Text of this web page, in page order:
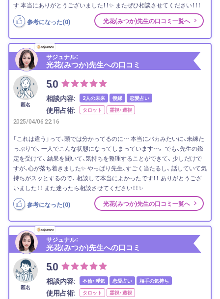
す 本当にありがとうございました！！✨ またぜひ相談させてください！！！
参考になった(0) 光花(みつか)先生の口コミ一覧へ
サジュナル：
光花(みつか)先生への口コミ
匿名
5.0
相談内容: 2人の未来 復縁 恋愛占い
使用占術: タロット 霊視・透視
2025/04/06 22:16
「これは違う」って、頭では分かってるのに… 本当にバカみたいに、未練た
っぷりで、 一人でこんな状態になってしまっています…。 でも、先生の鑑
定を受けて、 結果を聞いて、気持ちを整理することができて、 少しだけで
すが、心が落ち着きました✨ やっぱり先生、すごく当たるし、 話していて気
持ちがスッとするので、 相談して本当によかったです！！ ありがとうござ
いました！！ また迷ったら相談させてください！！✨
参考になった(0) 光花(みつか)先生の口コミ一覧へ
サジュナル：
光花(みつか)先生への口コミ
匿名
5.0
相談内容: 不倫・浮気 恋愛占い 相手の気持ち
使用占術: タロット 霊視・透視